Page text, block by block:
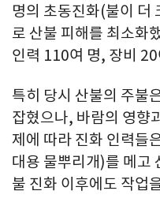
명의 초동진화(불이 더
로 산불 피해를 최소화
인력 110여 명, 장비
특히 당시 산불의 주불
잡혔으나, 바람의 영향
제에 따라 진화 인력들
대용 물뿌리개)를 메고
불 진화 이후에도 작업